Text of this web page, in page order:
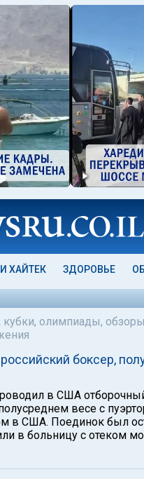
ХАЙТЕК ЗДОРОВЬЕ
олимпиады,
боксер,
в США
весе с
в США. Поединок был
в больницу с отеком